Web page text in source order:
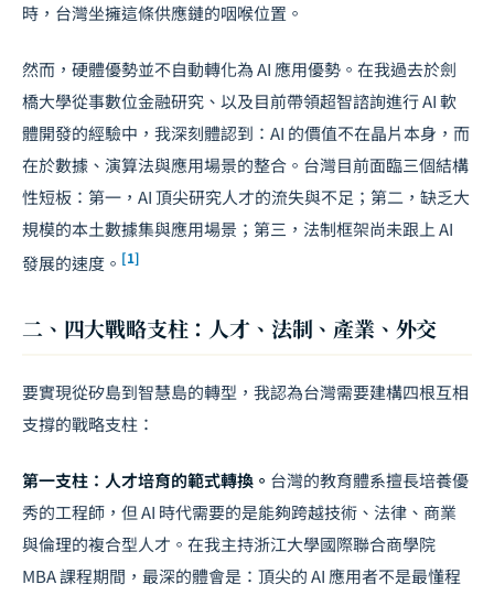
時，台灣坐擁這條供應鏈的咽喉位置。
然而，硬體優勢並不自動轉化為 AI 應用優勢。在我過去於劍
橋大學從事數位金融研究、以及目前帶領超智諮詢進行 AI 軟
體開發的經驗中，我深刻體認到：AI 的價值不在晶片本身，而
在於數據、演算法與應用場景的整合。台灣目前面臨三個結構
性短板：第一，AI 頂尖研究人才的流失與不足；第二，缺乏大
規模的本土數據集與應用場景；第三，法制框架尚未跟上 AI
發展的速度。 [1]
二、四大戰略支柱：人才、法制、產業、外交
要實現從矽島到智慧島的轉型，我認為台灣需要建構四根互相
支撐的戰略支柱：
第一支柱：人才培育的範式轉換。 台灣的教育體系擅長培養優
秀的工程師，但 AI 時代需要的是能夠跨越技術、法律、商業
與倫理的複合型人才。在我主持浙江大學國際聯合商學院
MBA 課程期間，最深的體會是：頂尖的 AI 應用者不是最懂程